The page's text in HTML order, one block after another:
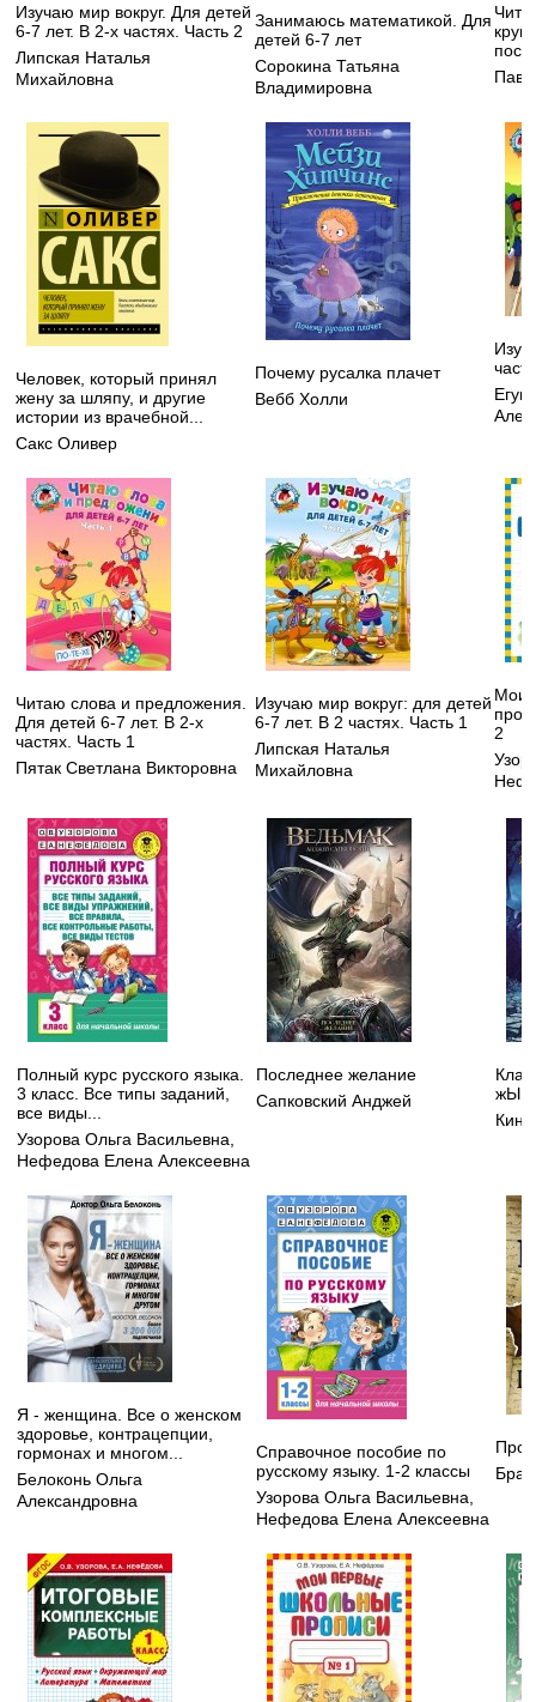
Изучаю мир вокруг. Для детей
6-7 лет. В 2-х частях. Часть 2
Липская Наталья
Михайловна
Занимаюсь математикой. Для
детей 6-7 лет
Сорокина Татьяна
Владимировна
Человек, который принял
жену за шляпу, и другие
истории из врачебной...
Сакс Оливер
Почему русалка плачет
Вебб Холли
Читаю слова и предложения.
Для детей 6-7 лет. В 2-х
частях. Часть 1
Пятак Светлана Викторовна
Изучаю мир вокруг: для детей
6-7 лет. В 2 частях. Часть 1
Липская Наталья
Михайловна
Мои
2
Полный курс русского языка.
3 класс. Все типы заданий,
все виды...
Узорова Ольга Васильевна,
Нефедова Елена Алексеевна
Последнее желание
Сапковский Анджей
Я - женщина. Все о женском
здоровье, контрацепции,
гормонах и многом...
Белоконь Ольга
Александровна
Справочное пособие по
русскому языку. 1-2 классы
Узорова Ольга Васильевна,
Нефедова Елена Алексеевна